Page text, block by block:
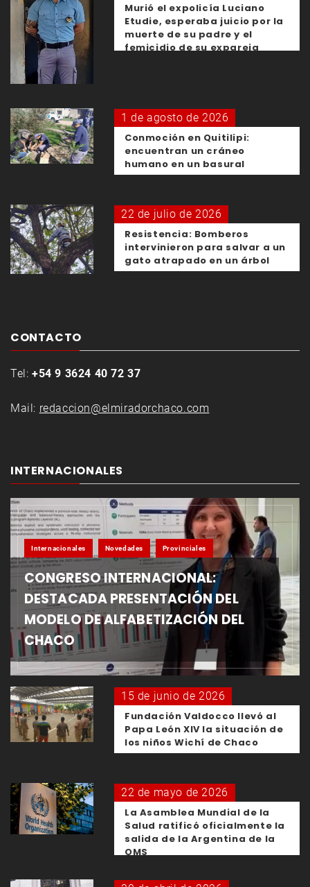
Murió el expolicía Luciano
Etudie, esperaba juicio por la
muerte de su padre y el
femicidio de su expareja
1 de agosto de 2026
Conmoción en Quitilipi:
encuentran un cráneo
humano en un basural
22 de julio de 2026
Resistencia: Bomberos
intervinieron para salvar a un
gato atrapado en un árbol
CONTACTO
Tel: +54 9 3624 40 72 37
Mail: redaccion@elmiradorchaco.com
INTERNACIONALES
Internacionales Novedades Provinciales
CONGRESO INTERNACIONAL:
DESTACADA PRESENTACIÓN DEL
MODELO DE ALFABETIZACIÓN DEL
CHACO
15 de junio de 2026
Fundación Valdocco llevó al
Papa León XIV la situación de
los niños Wichí de Chaco
22 de mayo de 2026
La Asamblea Mundial de la
Salud ratificó oficialmente la
salida de la Argentina de la
OMS